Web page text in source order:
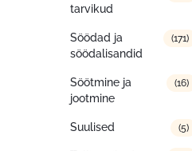
tarvikud
Söödad ja
söödalisandid
(171)
Söötmine ja
jootmine
(16)
Suulised (5)